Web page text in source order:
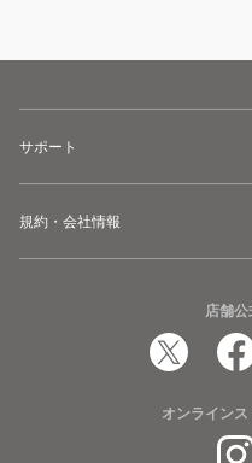
サポート
規約・会社情報
店舗公
オンライン